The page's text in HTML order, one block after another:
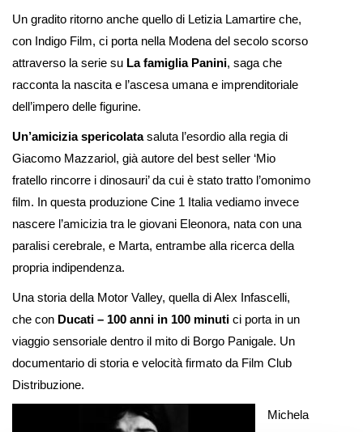
Un gradito ritorno anche quello di Letizia Lamartire che,
con Indigo Film, ci porta nella Modena del secolo scorso
attraverso la serie su La famiglia Panini, saga che
racconta la nascita e l’ascesa umana e imprenditoriale
dell’impero delle figurine.
Un’amicizia spericolatasaluta l’esordio alla regia di
Giacomo Mazzariol, già autore del best seller ‘Mio
fratello rincorre i dinosauri’ da cui è stato tratto l’omonimo
film. In questa produzione Cine 1 Italia vediamo invece
nascere l’amicizia tra le giovani Eleonora, nata con una
paralisi cerebrale, e Marta, entrambe alla ricerca della
propria indipendenza.
Una storia della Motor Valley, quella di Alex Infascelli,
che con Ducati – 100 anni in 100 minuti ci porta in un
viaggio sensoriale dentro il mito di Borgo Panigale. Un
documentario di storia e velocità firmato da Film Club
Distribuzione.
Michela